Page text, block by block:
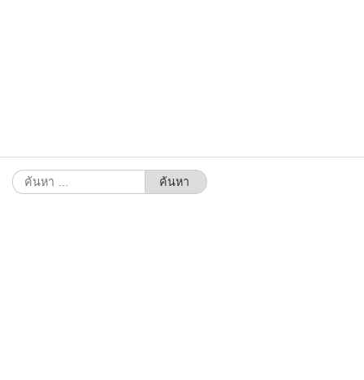
ค้นหา
สำหรับ: